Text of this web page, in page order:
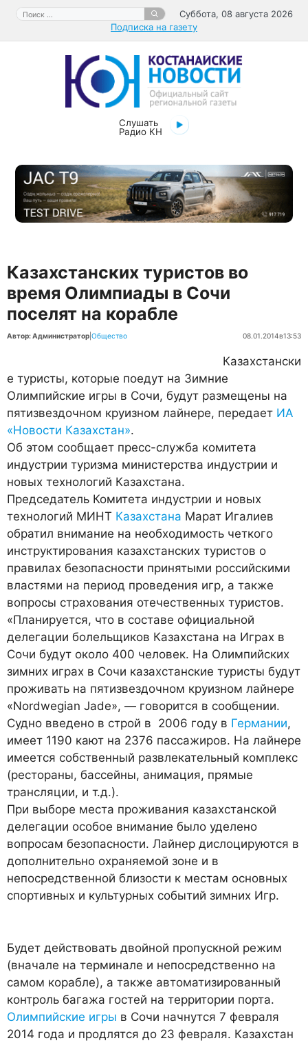
Перейти
содержимому
Поиск:
Суббота, 08 августа 2026
Подписка на газету
Слушать
Радио КН
Казахстанских туристов во
время Олимпиады в Сочи
поселят на корабле
Автор: Администратор Общество 08.01.2014в13:53
Казахстански
е туристы, которые поедут на Зимние
Олимпийские игры в Сочи, будут размещены на
пятизвездочном круизном лайнере, передает ИА
«Новости Казахстан».
Об этом сообщает пресс-служба комитета
индустрии туризма министерства индустрии и
новых технологий Казахстана.
Председатель Комитета индустрии и новых
технологий МИНТ Казахстана Марат Игалиев
обратил внимание на необходимость четкого
инструктирования казахстанских туристов о
правилах безопасности принятыми российскими
властями на период проведения игр, а также
вопросы страхования отечественных туристов.
«Планируется, что в составе официальной
делегации болельщиков Казахстана на Играх в
Сочи будут около 400 человек. На Олимпийских
зимних играх в Сочи казахстанские туристы будут
проживать на пятизвездочном круизном лайнере
«Nordwegian Jade», — говорится в сообщении.
Судно введено в строй в 2006 году в Германии,
имеет 1190 кают на 2376 пассажиров. На лайнере
имеется собственный развлекательный комплекс
(рестораны, бассейны, анимация, прямые
трансляции, и т.д.).
При выборе места проживания казахстанской
делегации особое внимание было уделено
вопросам безопасности. Лайнер дислоцируются в
дополнительно охраняемой зоне и в
непосредственной близости к местам основных
спортивных и культурных событий зимних Игр.
Будет действовать двойной пропускной режим
(вначале на терминале и непосредственно на
самом корабле), а также автоматизированный
контроль багажа гостей на территории порта.
Олимпийские игры в Сочи начнутся 7 февраля
2014 года и продлятся до 23 февраля. Казахстан